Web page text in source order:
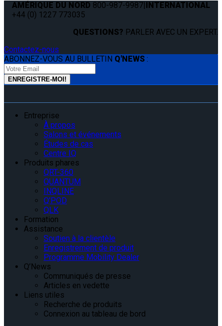
AMÉRIQUE DU NORD 800-987-9987|INTERNATIONAL
+44 (0) 1227 773035
QUESTIONS? PARLER AVEC UN EXPERT.
Contactez-nous
ABONNEZ-VOUS AU BULLETIN Q'NEWS :
Entreprise
À propos
Salons et événements
Études de cas
Centre IQ
Produits phares
QRT-360
QUANTUM
INQLINE
Q’POD
QLK
Formation
Assistance
Soutien à la clientèle
Enregistrement de produit
Programme Mobility Dealer
Q’News
Communiqués de presse
Articles en vedette
Liens utiles
Recherche de produits
Connexion au tableau de bord